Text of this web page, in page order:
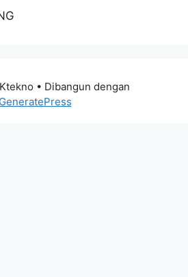
• Dibangun dengan
GeneratePress